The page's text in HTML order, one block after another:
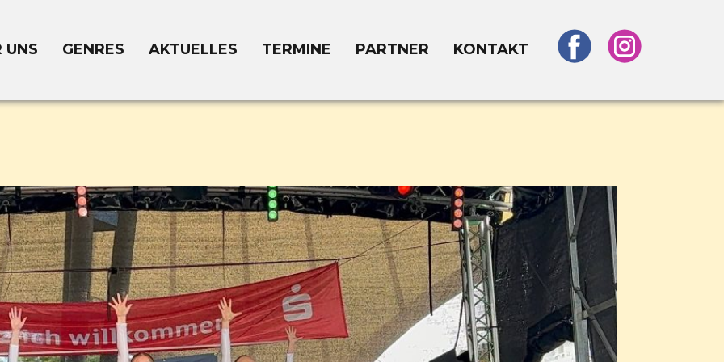
UNS GENRES AKTUELLES TERMINE PARTNER KONTAKT